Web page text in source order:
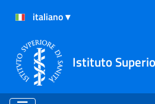
Istituto